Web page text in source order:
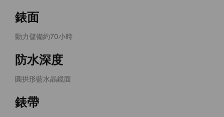
錶面
動力儲備約70小時
防水深度
圓拱形藍水晶鏡面
錶帶